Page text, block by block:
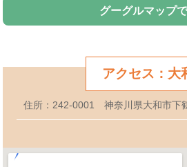
グーグルマップ
アクセス：大
住所：242-0001 神奈川県大和市下